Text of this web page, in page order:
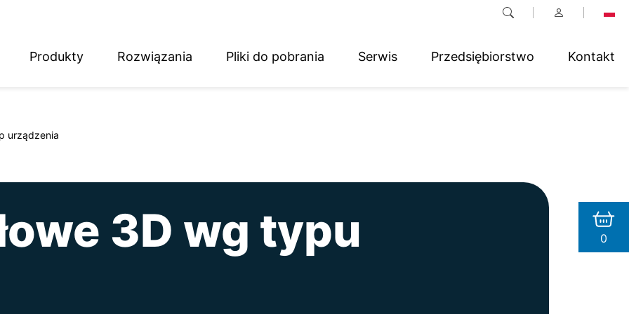
Produkty Rozwiązania Pliki do pobrania Serwis Przedsiębiorstwo Kontakt
urządzenia
3D wg typu
0